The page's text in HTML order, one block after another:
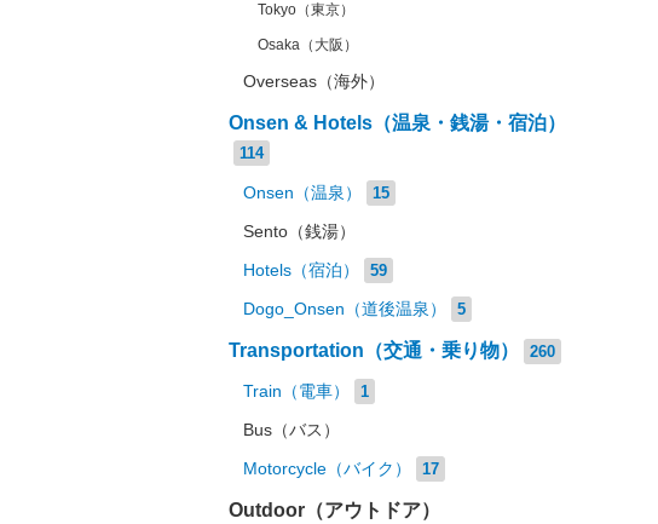
Tokyo（東京）
Osaka（大阪）
Overseas（海外）
Onsen & Hotels（温泉・銭湯・宿泊）
114
Onsen（温泉） 15
Sento（銭湯）
Hotels（宿泊） 59
Dogo_Onsen（道後温泉） 5
Transportation（交通・乗り物） 260
Train（電車） 1
Bus（バス）
Motorcycle（バイク） 17
Outdoor（アウトドア）